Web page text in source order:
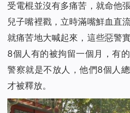
受電棍並沒有多痛苦，就命他
兒子嘴裡戳，立時滿嘴鮮血直
就痛苦地大喊起來，這些惡警
8個人有的被拘留一個月，有
警察就是不放人，他們8個人
才被釋放。